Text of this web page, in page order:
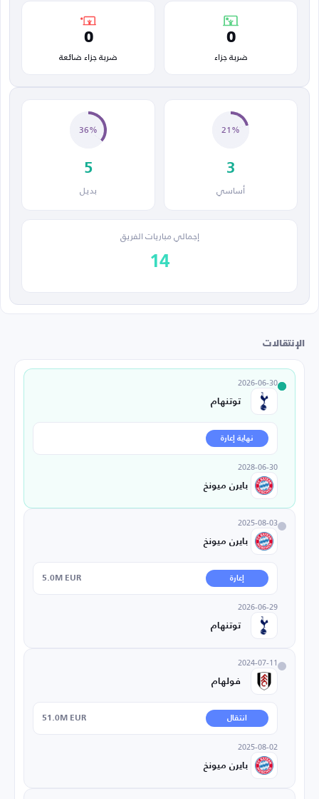
0
ضربة جزاء
0
ضربة جزاء ضائعة
21%
3
أساسي
36%
5
بديل
إجمالي مباريات الفريق
14
الإنتقالات
2026-06-30
توتنهام
نهاية إعارة
2028-06-30
بايرن ميونخ
2025-08-03
بايرن ميونخ
إعارة 5.0M EUR
2026-06-29
توتنهام
2024-07-11
فولهام
انتقال 51.0M EUR
2025-08-02
بايرن ميونخ